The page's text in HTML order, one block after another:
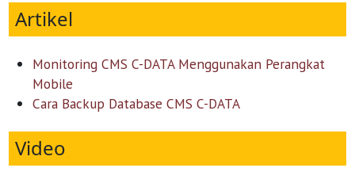
Artikel
Monitoring CMS C-DATA Menggunakan Perangkat
Mobile
Cara Backup Database CMS C-DATA
Video